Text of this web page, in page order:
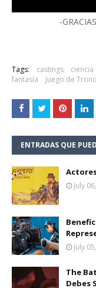
-
Tags: castings ciencia
fantasía
Juego de
ENTRADAS QUE
July
July
The
Debes